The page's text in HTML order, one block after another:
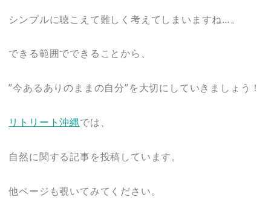
シンプルに聴こえて難しく考えてしまいますね…。
できる範囲でできることから、
”今あるありのままの自分”を大切にしていきましょう！
リトリート沖縄では、
自然に関する記事を投稿しています。
他ページも覗いてみてください。